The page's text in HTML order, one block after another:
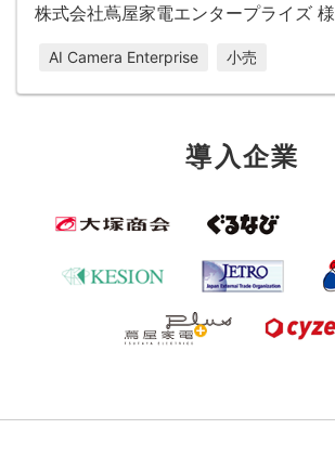
株式会社蔦屋家電エンタープライズ 様
AI Camera Enterprise 小売
導入企業